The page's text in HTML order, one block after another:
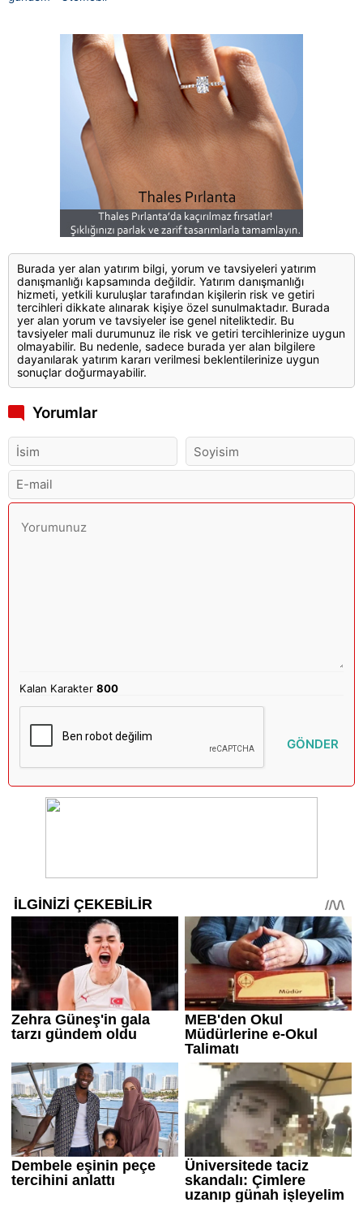
Burada yer alan yatırım bilgi, yorum ve tavsiyeleri yatırım
danışmanlığı kapsamında değildir. Yatırım danışmanlığı
hizmeti, yetkili kuruluşlar tarafından kişilerin risk ve getiri
tercihleri dikkate alınarak kişiye özel sunulmaktadır. Burada
yer alan yorum ve tavsiyeler ise genel niteliktedir. Bu
tavsiyeler mali durumunuz ile risk ve getiri tercihlerinize uygun
olmayabilir. Bu nedenle, sadece burada yer alan bilgilere
dayanılarak yatırım kararı verilmesi beklentilerinize uygun
sonuçlar doğurmayabilir.
Yorumlar
Kalan Karakter800
GÖNDER